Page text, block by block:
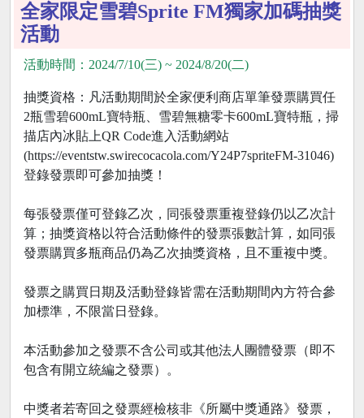
全家限定雪碧Sprite FM獨家加碼抽獎
活動
活動時間：2024/7/10(三) ~ 2024/8/20(二)
抽獎資格：凡活動期間於全家便利商店單筆發票購買任
2瓶雪碧600mL寶特瓶、雪碧無糖零卡600mL寶特瓶，掃
描店內冰貼上QR Code進入活動網站
(https://eventstw.swirecocacola.com/Y24P7spriteFM-31046)
登錄發票即可參加抽獎！
每張發票僅可登錄乙次，同張發票重複登錄仍以乙次計
算；抽獎資格以符合活動條件的發票張數計算，如同張
發票購買多瓶商品仍為乙次抽獎資格，且不重複中獎。
發票之購買日期及活動登錄皆需在活動期間內方符合參
加標準，不限當日登錄。
本活動參加之發票不含公司或其他法人團體發票（即不
包含有開立統編之發票）。
中獎者若寄回之發票經檢核非《所屬中獎通路》發票，